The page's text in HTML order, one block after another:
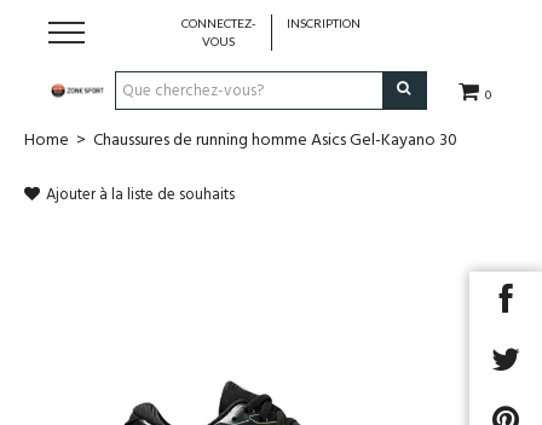
0
CONNECTEZ-
VOUS
INSCRIPTION
Running & Trail
Home > Chaussures de running homme Asics Gel-Kayano 30
Ajouter à la liste de souhaits